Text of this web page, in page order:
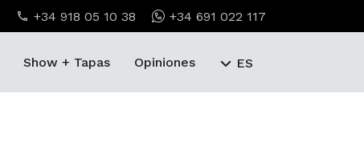
+34 918 05 10 38 +34 691 022 117
Show + Tapas Opiniones ES